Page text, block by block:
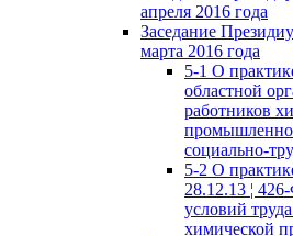
апреля 2016 года
Заседание
марта 2016 года
5-1 О
областной
работников
социально-
5-2 О
28.12.13 ¦
условий
химической